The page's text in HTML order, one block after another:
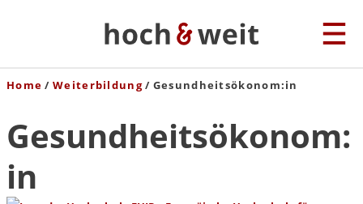
Home Weiterbildung Gesundheitsökonom:in
Gesundheitsökonom:
in